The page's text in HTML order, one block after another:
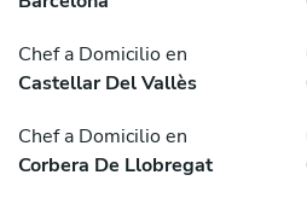
Chef a Domicilio en
Castellar Del Vallès
Chef a Domicilio en
Corbera De Llobregat